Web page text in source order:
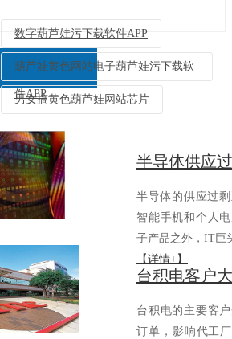
数字葫芦娃污下载软件APP
葫芦娃黄色网站电子葫芦娃污下载软
件APP
男女搞黄色葫芦娃网站芯片
返回列表
半导体的供应过剩
智能手机和个人
子产品之外，
【详情+】
台积电的主要客
订单，影响代